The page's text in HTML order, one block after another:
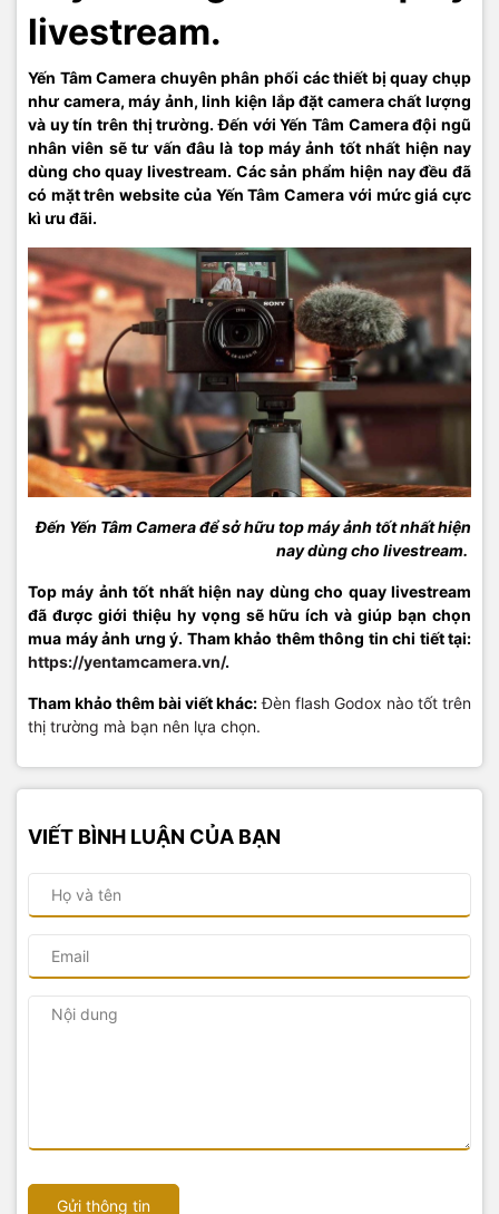
livestream.
Yến Tâm Camera chuyên phân phối các thiết bị quay chụp
như camera, máy ảnh, linh kiện lắp đặt camera chất lượng
và uy tín trên thị trường. Đến với Yến Tâm Camera đội ngũ
nhân viên sẽ tư vấn đâu là top máy ảnh tốt nhất hiện nay
dùng cho quay livestream. Các sản phẩm hiện nay đều đã
có mặt trên website của Yến Tâm Camera với mức giá cực
kì ưu đãi.
Đến Yến Tâm Camera để sở hữu top máy ảnh tốt nhất hiện
nay dùng cho livestream.
Top máy ảnh tốt nhất hiện nay dùng cho quay livestream
đã được giới thiệu hy vọng sẽ hữu ích và giúp bạn chọn
mua máy ảnh ưng ý. Tham khảo thêm thông tin chi tiết tại:
https://yentamcamera.vn/.
Tham khảo thêm bài viết khác:Đèn flash Godox nào tốt trên
thị trường mà bạn nên lựa chọn.
VIẾT BÌNH LUẬN CỦA BẠN
Gửi thông tin